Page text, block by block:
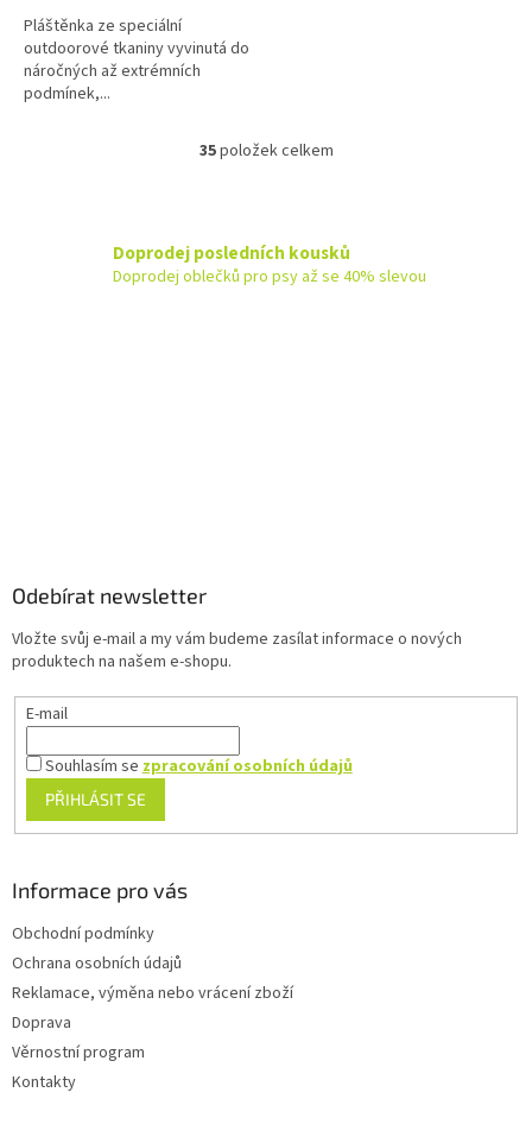
Pláštěnka ze speciální
outdoorové tkaniny vyvinutá do
náročných až extrémních
podmínek,...
O
d
a
35položek celkem
Doprodej posledních kousků
Doprodej oblečků pro psy až se 40% slevou
Odebírat newsletter
Vložte svůj e-mail a my vám budeme zasílat informace o nových
produktech na našem e-shopu.
E-mail
Souhlasím se zpracování osobních údajů
PŘIHLÁSIT SE
Informace pro vás
Obchodní podmínky
Ochrana osobních údajů
Reklamace, výměna nebo vrácení zboží
Doprava
Věrnostní program
Kontakty